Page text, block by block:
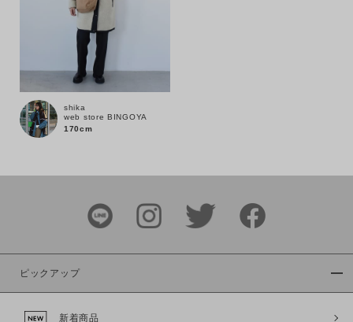
shika
web store BINGOYA
170cm
ピックアップ
新着商品